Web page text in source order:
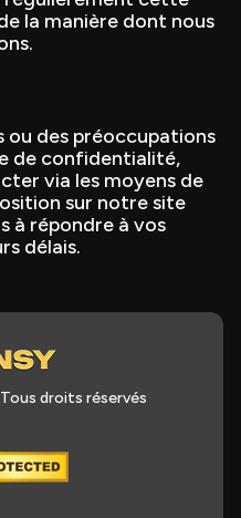
la manière dont nous
ou des préoccupations
de confidentialité,
via les moyens de
sur notre site
à répondre à vos
délais.
droits réservés